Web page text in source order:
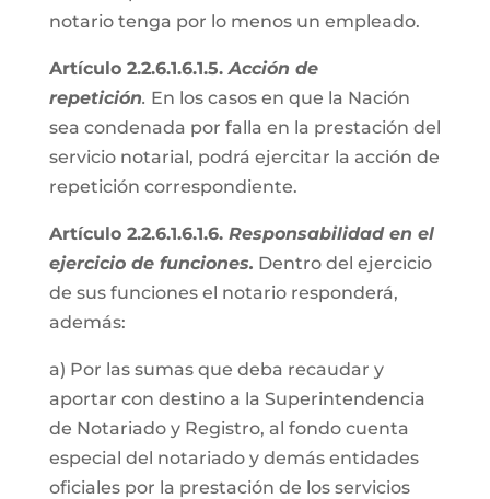
notario tenga por lo menos un empleado.
Artículo 2.2.6.1.6.1.5.Acción de
repetición. En los casos en que la Nación
sea condenada por falla en la prestación del
servicio notarial, podrá ejercitar la acción de
repetición correspondiente.
Artículo 2.2.6.1.6.1.6. Responsabilidad en el
ejercicio de funciones. Dentro del ejercicio
de sus funciones el notario responderá,
además:
a) Por las sumas que deba recaudar y
aportar con destino a la Superintendencia
de Notariado y Registro, al fondo cuenta
especial del notariado y demás entidades
oficiales por la prestación de los servicios